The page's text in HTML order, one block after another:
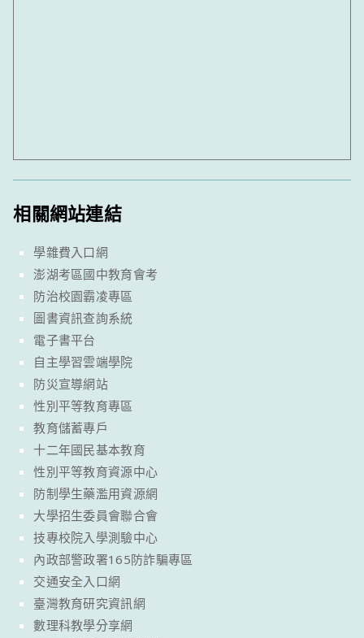
相關網站連結
學雜費入口網
澎湖考區國中教育會考
防治校園霸凌專區
圖書資訊查詢系統
電子書平台
自主學習雲端學院
防災宣導網站
性別平等教育專區
教育儲蓄專戶
十二年國民基本教育
性別平等教育資源中心
防制學生藥濫用資源網
大學招生委員會聯合會
技專校院入學測驗中心
內政部警政署165防詐騙專區
交通安全入口網
臺灣教育研究資訊網
數理科教學分享網